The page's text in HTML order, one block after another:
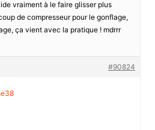
vraiment à le faire glisser plus
de compresseur pour le gonflage,
ça vient avec la pratique ! mdrrr
#90824